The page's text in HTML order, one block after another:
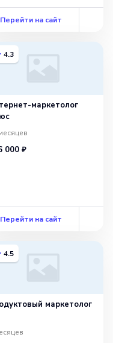
Перейти на сайт
4.3
маркетолог
000 ₽
Перейти на сайт
4.5
маркетолог